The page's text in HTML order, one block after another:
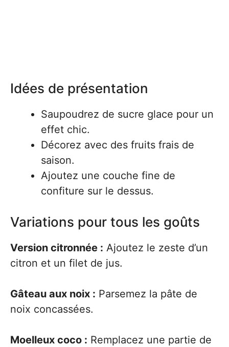
Idées de présentation
Saupoudrez de sucre glace pour un
effet chic.
Décorez avec des fruits frais de
saison.
Ajoutez une couche fine de
confiture sur le dessus.
Variations pour tous les goûts
Version citronnée : Ajoutez le zeste d’un
citron et un filet de jus.
Gâteau aux noix : Parsemez la pâte de
noix concassées.
Moelleux coco : Remplacez une partie de